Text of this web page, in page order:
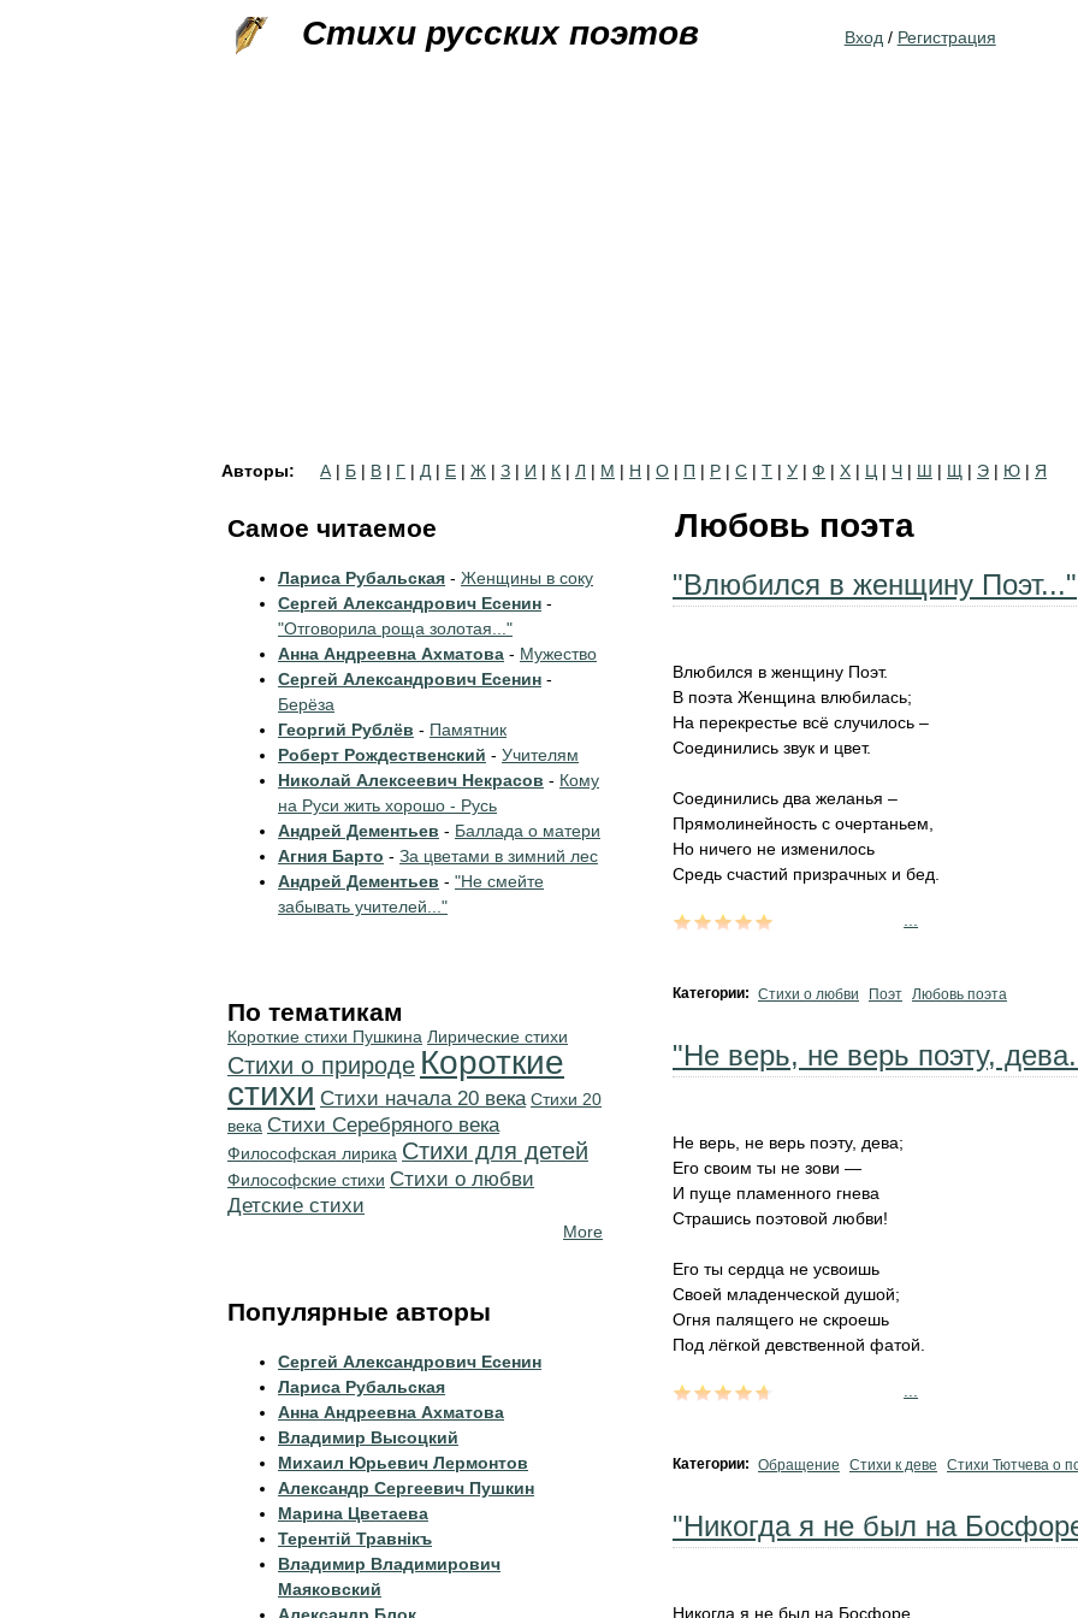
Стихи русских поэтов Вход / Регистрация
Авторы: А | Б | В | Г | Д | Е | Ж | З | И | К | Л | М | Н | О | П | Р | С | Т | У | Ф | Х | Ц | Ч | Ш | Щ | Э | Ю | Я
Любовь поэта
"Влюбился в женщину Поэт..."
Влюбился в женщину Поэт.
В поэта Женщина влюбилась;
На перекрестье всё случилось –
Соединились звук и цвет.
Соединились два желанья –
Прямолинейность с очертаньем,
Но ничего не изменилось
Средь счастий призрачных и бед.
Категории: Стихи о любви Поэт Любовь поэта
"Не верь, не верь поэту,
Не верь, не верь поэту, дева;
Его своим ты не зови —
И пуще пламенного гнева
Страшись поэтовой любви!
Его ты сердца не усвоишь
Своей младенческой душой;
Огня палящего не скроешь
Под лёгкой девственной фатой.
Категории: Обращение Стихи к деве Стихи Тютчева о
"Никогда я не был на
Никогда я не был на Босфоре,
Самое читаемое
Лариса Рубальская - Женщины в соку
Сергей Александрович Есенин -
"Отговорила роща золотая..."
Анна Андреевна Ахматова - Мужество
Сергей Александрович Есенин -
Берёза
Георгий Рублёв - Памятник
Роберт Рождественский - Учителям
Николай Алексеевич Некрасов - Кому
на Руси жить хорошо - Русь
Андрей Дементьев - Баллада о матери
Агния Барто - За цветами в зимний лес
Андрей Дементьев - "Не смейте
забывать учителей..."
По тематикам
Короткие стихи Пушкина Лирические стихи
Стихи о природе Короткие
стихи Cтихи начала 20 века Стихи 20
века Cтихи Серебряного века
Философская лирика Стихи для детей
Философские стихи Стихи о любви
Детские стихи
More
Популярные авторы
Сергей Александрович Есенин
Лариса Рубальская
Анна Андреевна Ахматова
Владимир Высоцкий
Михаил Юрьевич Лермонтов
Александр Сергеевич Пушкин
Марина Цветаева
Терентiй Травнiкъ
Владимир Владимирович
Маяковский